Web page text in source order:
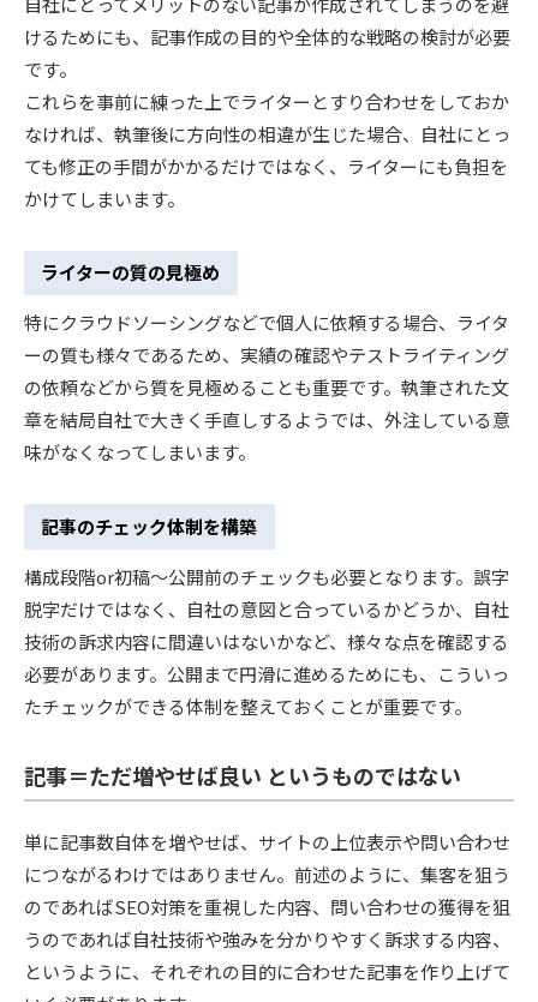
けるためにも、記事作成の目的や全体的な戦略の検討が必要
です。
これらを事前に練った上でライターとすり合わせをしておか
なければ、執筆後に方向性の相違が生じた場合、自社にとっ
ても修正の手間がかかるだけではなく、ライターにも負担を
かけてしまいます。
ライターの質の見極め
特にクラウドソーシングなどで個人に依頼する場合、ライタ
ーの質も様々であるため、実績の確認やテストライティング
の依頼などから質を見極めることも重要です。執筆された文
章を結局自社で大きく手直しするようでは、外注している意
味がなくなってしまいます。
記事のチェック体制を構築
構成段階or初稿〜公開前のチェックも必要となります。誤字
脱字だけではなく、自社の意図と合っているかどうか、自社
技術の訴求内容に間違いはないかなど、様々な点を確認する
必要があります。公開まで円滑に進めるためにも、こういっ
たチェックができる体制を整えておくことが重要です。
記事＝ただ増やせば良い というものではない
単に記事数自体を増やせば、サイトの上位表示や問い合わせ
につながるわけではありません。前述のように、集客を狙う
のであればSEO対策を重視した内容、問い合わせの獲得を狙
うのであれば自社技術や強みを分かりやすく訴求する内容、
というように、それぞれの目的に合わせた記事を作り上げて